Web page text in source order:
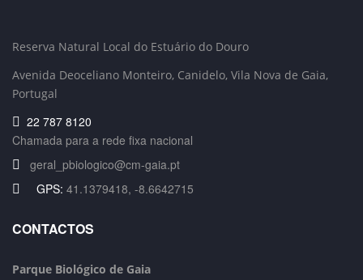
Reserva Natural Local do Estuário do Douro
Avenida Deoceliano Monteiro, Canidelo, Vila Nova de Gaia,
Portugal
22 787 8120
Chamada para a rede fixa nacional
geral_pbiologico@cm-gaia.pt
GPS: 41.1379418, -8.6642715
CONTACTOS
Parque Biológico de Gaia